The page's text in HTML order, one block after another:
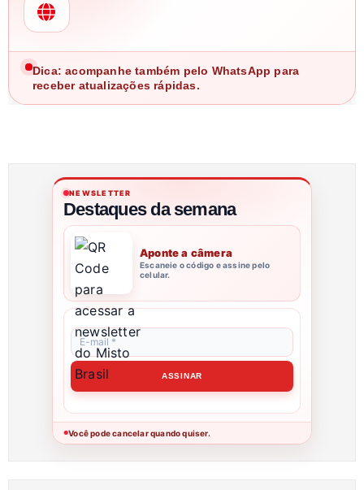
Dica: acompanhe também pelo WhatsApp para
receber atualizações rápidas.
NEWSLETTER
Destaques da semana
Aponte a câmera
Escaneie o código e assine pelo
celular.
●Você pode cancelar quando quiser.